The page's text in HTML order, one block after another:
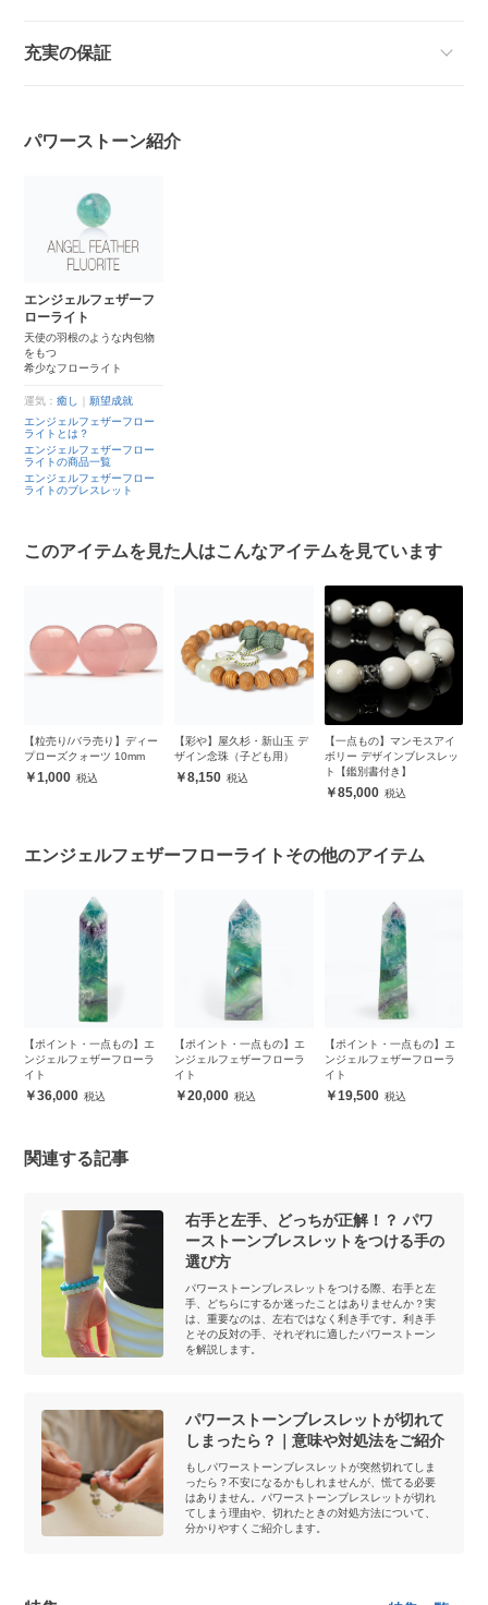
充実の保証
パワーストーン紹介
エンジェルフェザーフ
ローライト
天使の羽根のような内包物
をもつ
希少なフローライト
運気：癒し
願望成就
エンジェルフェザーフロー
ライトとは？
エンジェルフェザーフロー
ライトの商品一覧
エンジェルフェザーフロー
ライトのブレスレット
このアイテムを見た人はこんなアイテムを見ています
【粒売り/バラ売り】ディー
プローズクォーツ 10mm
1,000
【彩や】屋久杉・新山玉 デ
ザイン念珠（子ども用）
8,150
【一点もの】マンモスアイ
ボリー デザインブレスレッ
ト【鑑別書付き】
85,000
エンジェルフェザーフローライトその他のアイテム
【ポイント・一点もの】エ
ンジェルフェザーフローラ
イト
36,000
【ポイント・一点もの】エ
ンジェルフェザーフローラ
イト
20,000
【ポイント・一点もの】エ
ンジェルフェザーフローラ
イト
19,500
関連する記事
右手と左手、どっちが正解！？ パワ
ーストーンブレスレットをつける手の
選び方
パワーストーンブレスレットをつける際、右手と左
手、どちらにするか迷ったことはありませんか？実
は、重要なのは、左右ではなく利き手です。利き手
とその反対の手、それぞれに適したパワーストーン
を解説します。
パワーストーンブレスレットが切れて
しまったら？｜意味や対処法をご紹介
もしパワーストーンブレスレットが突然切れてしま
ったら？不安になるかもしれませんが、慌てる必要
はありません。パワーストーンブレスレットが切れ
てしまう理由や、切れたときの対処方法について、
分かりやすくご紹介します。